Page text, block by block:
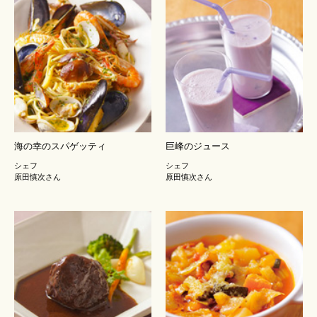
海の幸のスパゲッティ
シェフ
原田慎次さん
巨峰のジュース
シェフ
原田慎次さん